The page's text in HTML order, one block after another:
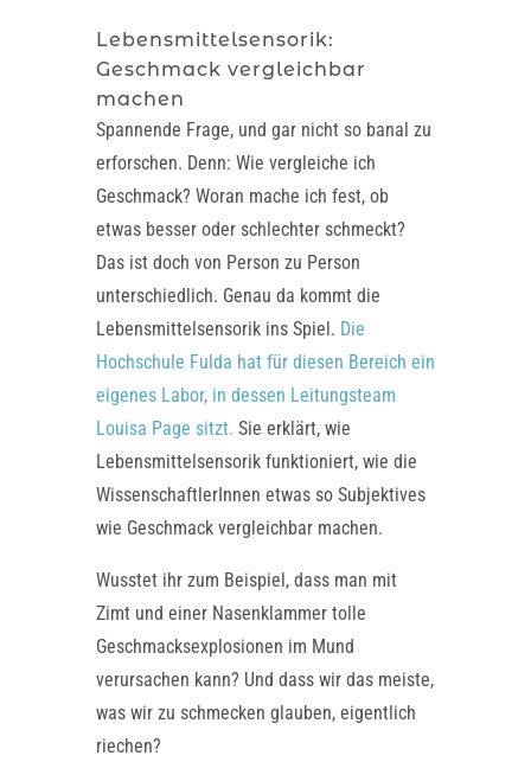
Lebensmittelsensorik:
Geschmack vergleichbar
machen
Spannende Frage, und gar nicht so banal zu
erforschen. Denn: Wie vergleiche ich
Geschmack? Woran mache ich fest, ob
etwas besser oder schlechter schmeckt?
Das ist doch von Person zu Person
unterschiedlich. Genau da kommt die
Lebensmittelsensorik ins Spiel. Die
Hochschule Fulda hat für diesen Bereich ein
eigenes Labor, in dessen Leitungsteam
Louisa Page sitzt. Sie erklärt, wie
Lebensmittelsensorik funktioniert, wie die
WissenschaftlerInnen etwas so Subjektives
wie Geschmack vergleichbar machen.
Wusstet ihr zum Beispiel, dass man mit
Zimt und einer Nasenklammer tolle
Geschmacksexplosionen im Mund
verursachen kann? Und dass wir das meiste,
was wir zu schmecken glauben, eigentlich
riechen?